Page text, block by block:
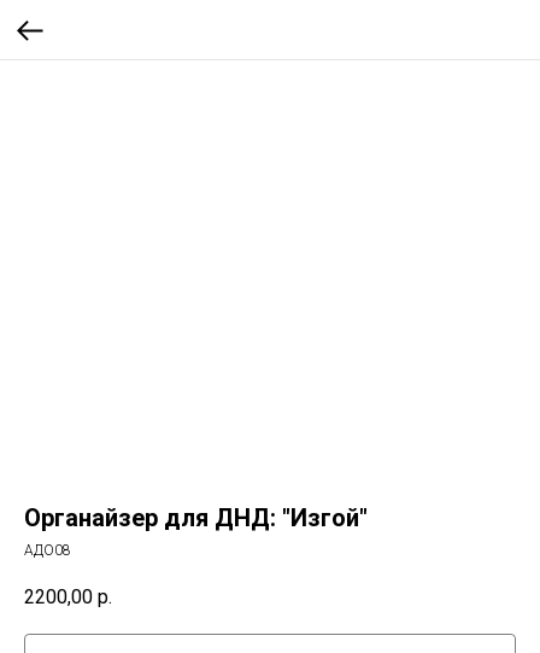
Органайзер для ДНД: "Изгой"
АДО08
2200,00 р.